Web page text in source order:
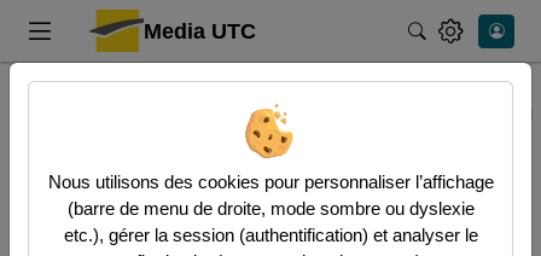
Media UTC Rechercher
Vidéos, tutoriels et explications du site de la BUTC
Nous utilisons des cookies pour personnaliser l’affichage
(barre de menu de droite, mode sombre ou dyslexie
etc.), gérer la session (authentification) et analyser le